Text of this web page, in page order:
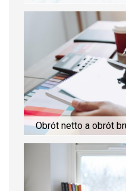
Obrót netto a obrót